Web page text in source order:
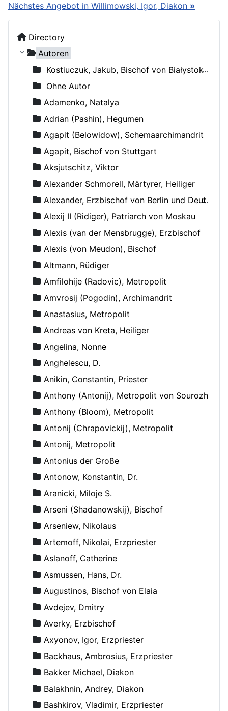
Directory
Autoren
Kostiuczuk, Jakub, Bischof von Białystok und Gdańsk
Ohne Autor
Adamenko, Natalya
Adrian (Pashin), Hegumen
Agapit (Belowidow), Schemaarchimandrit
Agapit, Bischof von Stuttgart
Aksjutschitz, Viktor
Alexander Schmorell, Märtyrer, Heiliger
Alexander, Erzbischof von Berlin und Deutschland
Alexij II (Ridiger), Patriarch von Moskau
Alexis (van der Mensbrugge), Erzbischof
Alexis (von Meudon), Bischof
Altmann, Rüdiger
Amfilohije (Radovic), Metropolit
Amvrosij (Pogodin), Archimandrit
Anastasius, Metropolit
Andreas von Kreta, Heiliger
Angelina, Nonne
Anghelescu, D.
Anikin, Constantin, Priester
Anthony (Antonij), Metropolit von Sourozh
Anthony (Bloom), Metropolit
Antonij (Chrapovickij), Metropolit
Antonij, Metropolit
Antonius der Große
Antonow, Konstantin, Dr.
Aranicki, Miloje S.
Arseni (Shadanowskij), Bischof
Arseniew, Nikolaus
Artemoff, Nikolai, Erzpriester
Aslanoff, Catherine
Asmussen, Hans, Dr.
Augustinos, Bischof von Elaia
Avdejev, Dmitry
Averky, Erzbischof
Axyonov, Igor, Erzpriester
Backhaus, Ambrosius, Erzpriester
Bakker Michael, Diakon
Balakhnin, Andrey, Diakon
Bashkirov, Vladimir, Erzpriester
Nächstes Angebot in Willimowski, Igor, Diakon »